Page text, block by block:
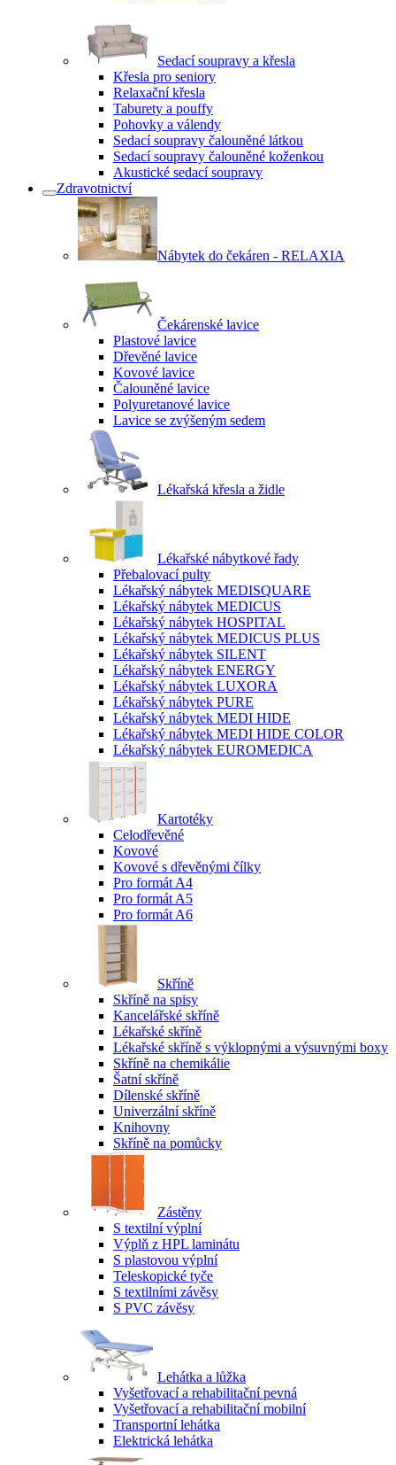
Sedací soupravy a křesla
Křesla pro seniory
Relaxační křesla
Taburety a pouffy
Pohovky a válendy
Sedací soupravy čalouněné látkou
Sedací soupravy čalouněné koženkou
Akustické sedací soupravy
Zdravotnictví
Nábytek do čekáren - RELAXIA
Čekárenské lavice
Plastové lavice
Dřevěné lavice
Kovové lavice
Čalouněné lavice
Polyuretanové lavice
Lavice se zvýšeným sedem
Lékařská křesla a židle
Lékařské nábytkové řady
Přebalovací pulty
Lékařský nábytek MEDISQUARE
Lékařský nábytek MEDICUS
Lékařský nábytek HOSPITAL
Lékařský nábytek MEDICUS PLUS
Lékařský nábytek SILENT
Lékařský nábytek ENERGY
Lékařský nábytek LUXORA
Lékařský nábytek PURE
Lékařský nábytek MEDI HIDE
Lékařský nábytek MEDI HIDE COLOR
Lékařský nábytek EUROMEDICA
Kartotéky
Celodřevěné
Kovové
Kovové s dřevěnými čílky
Pro formát A4
Pro formát A5
Pro formát A6
Skříně
Skříně na spisy
Kancelářské skříně
Lékařské skříně
Lékařské skříně s výklopnými a výsuvnými boxy
Skříně na chemikálie
Šatní skříně
Dílenské skříně
Univerzální skříně
Knihovny
Skříně na pomůcky
Zástěny
S textilní výplní
Výplň z HPL laminátu
S plastovou výplní
Teleskopické tyče
S textilními závěsy
S PVC závěsy
Lehátka a lůžka
Vyšetřovací a rehabilitační pevná
Vyšetřovací a rehabilitační mobilní
Transportní lehátka
Elektrická lehátka